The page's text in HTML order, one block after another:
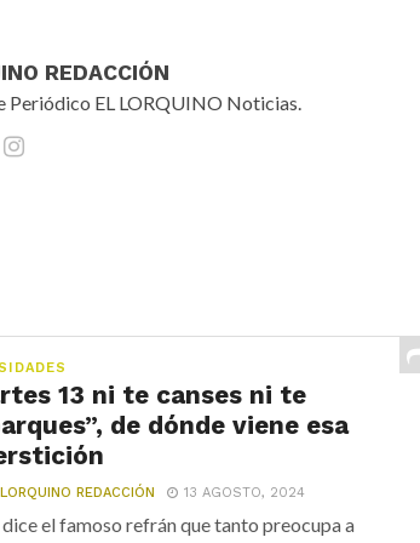
REDACCIÓN
Periódico EL LORQUINO Noticias.
13 ni te canses ni te
de dónde viene esa
REDACCIÓN 13 AGOSTO, 2024
el famoso refrán que tanto preocupa a